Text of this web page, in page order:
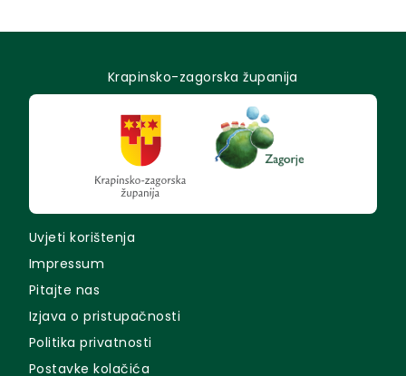
Krapinsko-zagorska županija
Uvjeti korištenja
Impressum
Pitajte nas
Izjava o pristupačnosti
Politika privatnosti
Postavke kolačića